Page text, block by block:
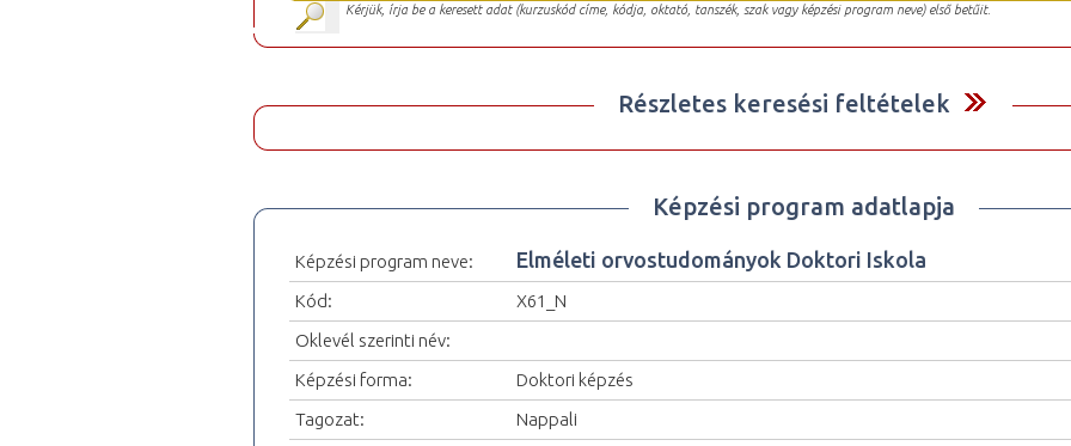
Kérjük, írja be a keresett adat (kurzuskód címe, kódja, oktató, tanszék, szak vagy képzési program neve) első betűit.
Részletes keresési feltételek
Képzési program adatlapja
Képzési program neve: Elméleti orvostudományok Doktori Iskola
Kód:
X61_N
Oklevél szerinti név:
Képzési forma:
Doktori képzés
Tagozat:
Nappali